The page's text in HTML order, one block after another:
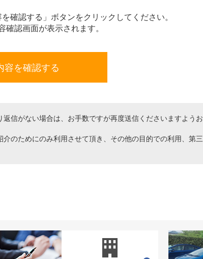
確認する」ボタンをクリックしてください。
確認画面が表示されます。
信がない場合は、お手数ですが再度送信くださいますようお
のためにのみ利用させて頂き、その他の目的での利用、第三